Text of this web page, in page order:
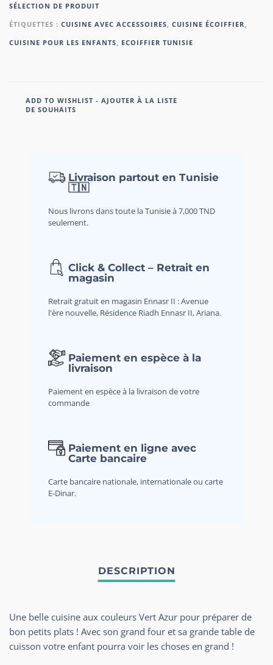
SÉLECTION DE PRODUIT
ÉTIQUETTES : CUISINE AVEC ACCESSOIRES CUISINE ÉCOIFFIER
CUISINE POUR LES ENFANTS
ECOIFFIER TUNISIE
ADD TO WISHLIST - AJOUTER À LA LISTE
DE SOUHAITS
Livraison partout en Tunisie
🇹🇳
Nous livrons dans toute la Tunisie à 7,000 TND
seulement.
Click & Collect – Retrait en
magasin
Retrait gratuit en magasin Ennasr II : Avenue
l'ère nouvelle, Résidence Riadh Ennasr II, Ariana.
Paiement en espèce à la
livraison
Paiement en espèce à la livraison de votre
commande
Paiement en ligne avec
Carte bancaire
Carte bancaire nationale, internationale ou carte
E-Dinar.
Une belle cuisine aux couleurs Vert Azur pour préparer de
bon petits plats ! Avec son grand four et sa grande table de
cuisson votre enfant pourra voir les choses en grand !